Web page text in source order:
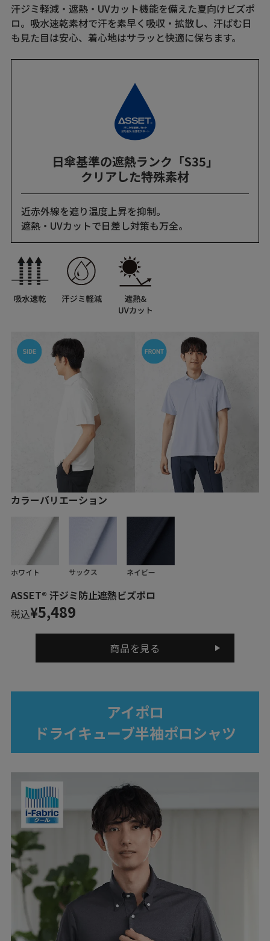
汗ジミ軽減・遮熱・UVカット機能を備えた夏向けビズポ
ロ。吸水速乾素材で汗を素早く吸収・拡散し、汗ばむ日
も見た目は安心、着心地はサラッと快適に保ちます。
日傘基準の遮熱ランク「S35」
クリアした特殊素材
近赤外線を遮り温度上昇を抑制。
遮熱・UVカットで日差し対策も万全。
カラーバリエーション
ASSET®︎ 汗ジミ防止遮熱ビズポロ
税込¥5,489
商品を見る
アイポロ
ドライキューブ半袖ポロシャツ